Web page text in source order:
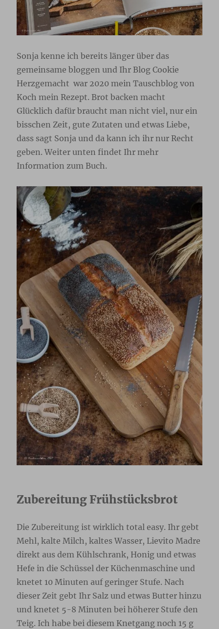
Sonja kenne ich bereits länger über das
gemeinsame bloggen und Ihr Blog Cookie
Herzgemacht war 2020 mein Tauschblog von
Koch mein Rezept. Brot backen macht
Glücklich dafür braucht man nicht viel, nur ein
bisschen Zeit, gute Zutaten und etwas Liebe,
dass sagt Sonja und da kann ich ihr nur Recht
geben. Weiter unten findet Ihr mehr
Information zum Buch.
Zubereitung Frühstücksbrot
Die Zubereitung ist wirklich total easy. Ihr gebt
Mehl, kalte Milch, kaltes Wasser, Lievito Madre
direkt aus dem Kühlschrank, Honig und etwas
Hefe in die Schüssel der Küchenmaschine und
knetet 10 Minuten auf geringer Stufe. Nach
dieser Zeit gebt Ihr Salz und etwas Butter hinzu
und knetet 5-8 Minuten bei höherer Stufe den
Teig. Ich habe bei diesem Knetgang noch 15 g